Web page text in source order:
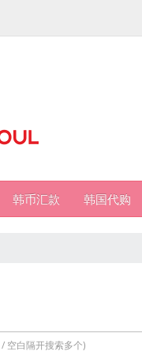
韩币汇款 韩国代购